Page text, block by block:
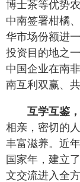
博士茶等优势
中南签署柑橘
华市场份额进
投资目的地之
中国企业在南
南互利双赢、
互学互鉴
相亲，密切的
丰富滋养。近
国家年，建立
文交流进入全